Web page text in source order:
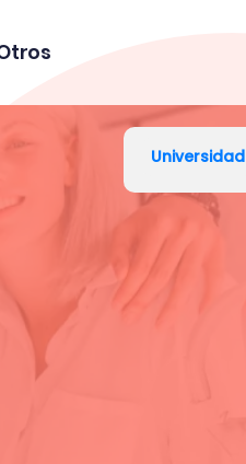
Universidad